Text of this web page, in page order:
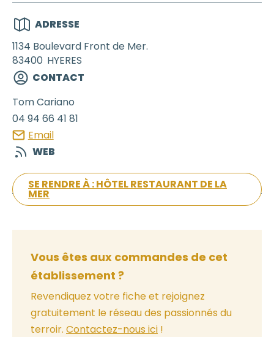
ADRESSE
1134 Boulevard Front de Mer.
83400 HYERES
CONTACT
TomCariano
04 94 66 41 81
Email
WEB
SE RENDRE À : HÔTEL RESTAURANT DE LA
MER
Vous êtes aux commandes de cet
établissement ?
Revendiquez votre fiche et rejoignez
gratuitement le réseau des passionnés du
terroir. Contactez-nous ici !